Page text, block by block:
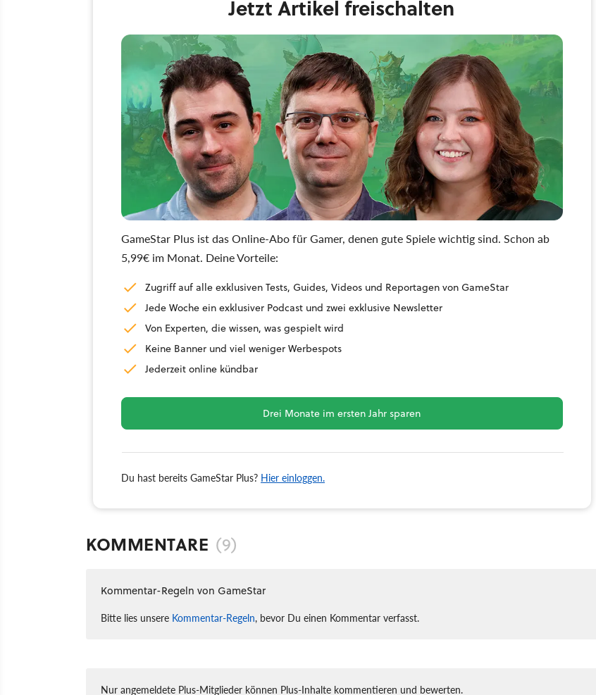
Jetzt Artikel freischalten
GameStar Plus ist das Online-Abo für Gamer, denen gute Spiele wichtig sind. Schon ab
5,99€ im Monat. Deine Vorteile:
Zugriff auf alle exklusiven Tests, Guides, Videos und Reportagen von GameStar
Jede Woche ein exklusiver Podcast und zwei exklusive Newsletter
Von Experten, die wissen, was gespielt wird
Keine Banner und viel weniger Werbespots
Jederzeit online kündbar
Drei Monate im ersten Jahr sparen
Du hast bereits GameStar Plus? Hier einloggen.
KOMMENTARE (9)
Kommentar-Regeln von GameStar
Bitte lies unsere Kommentar-Regeln, bevor Du einen Kommentar verfasst.
Nur angemeldete Plus-Mitglieder können Plus-Inhalte kommentieren und bewerten.